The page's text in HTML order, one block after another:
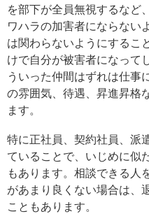
を部下が全員無視するなど
ワハラの加害者にならない
は関わらないようにするこ
けで自分が被害者になって
ういった仲間はずれは仕事
の雰囲気、待遇、昇進昇格
ます。
特に正社員、契約社員、派
ていることで、いじめに似
もあります。相談できる人
があまり良くない場合は、
こともあります。